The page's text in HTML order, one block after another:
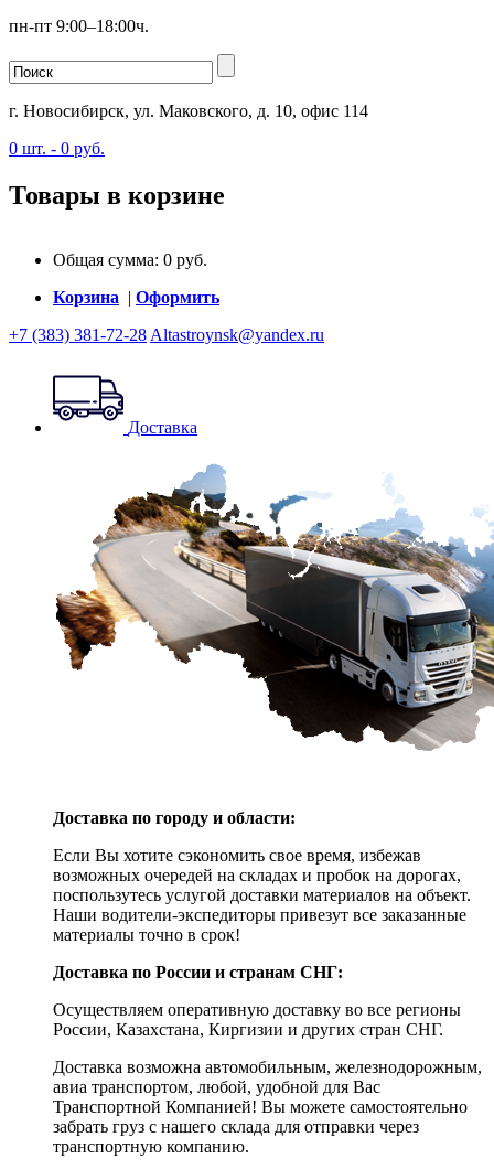
пн-пт 9:00–18:00ч.
г. Новосибирск, ул. Маковского, д. 10, офис 114
0 шт. - 0 руб.
Товары в корзине
Общая сумма: 0 руб.
Корзина | Оформить
+7 (383) 381-72-28 Altastroynsk@yandex.ru
Доставка
Доставка по городу и области:
Если Вы хотите сэкономить свое время, избежав
возможных очередей на складах и пробок на дорогах,
поспользутесь услугой доставки материалов на объект.
Наши водители-экспедиторы привезут все заказанные
материалы точно в срок!
Доставка по России и странам СНГ:
Осуществляем оперативную доставку во все регионы
России, Казахстана, Киргизии и других стран СНГ.
Доставка возможна автомобильным, железнодорожным,
авиа транспортом, любой, удобной для Вас
Транспортной Компанией! Вы можете самостоятельно
забрать груз с нашего склада для отправки через
транспортную компанию.